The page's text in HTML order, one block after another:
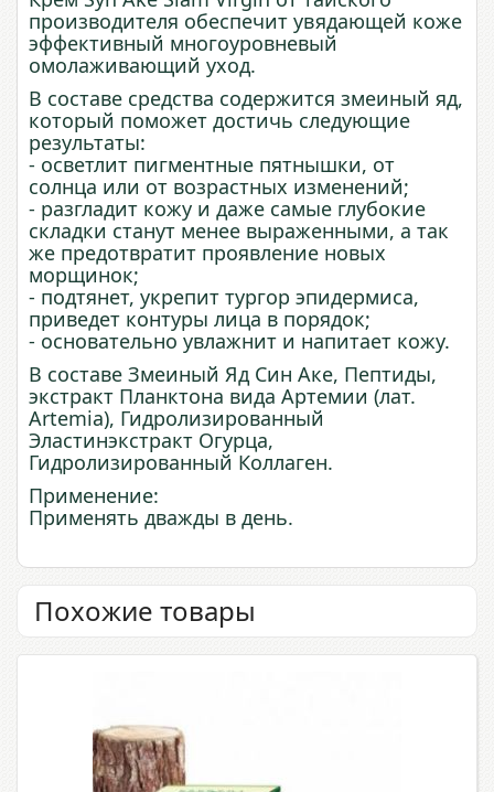
производителя обеспечит увядающей коже
эффективный многоуровневый
омолаживающий уход.
В составе средства содержится змеиный яд,
который поможет достичь следующие
результаты:
- осветлит пигментные пятнышки, от
солнца или от возрастных изменений;
- разгладит кожу и даже самые глубокие
складки станут менее выраженными, а так
же предотвратит проявление новых
морщинок;
- подтянет, укрепит тургор эпидермиса,
приведет контуры лица в порядок;
- основательно увлажнит и напитает кожу.
В составе Змеиный Яд Син Аке, Пептиды,
экстракт Планктона вида Артемии (лат.
Artemia), Гидролизированный
Эластинэкстракт Огурца,
Гидролизированный Коллаген.
Применение:
Применять дважды в день.
Похожие товары